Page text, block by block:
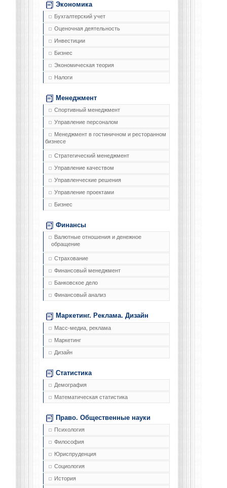
Экономика
Бухгалтерский учет
Оценочная деятельность
Инвестиции
Бизнес
Экономическая теория
Налоги
Менеджмент
Спортивный менеджмент
Управление персоналом
Менеджмент в гостиничном и ресторанном
бизнесе
Стратегический менеджмент
Управление качеством
Управленческие решения
Управление проектами
Бизнес
Финансы
Валютные отношения и денежное
обращение
Страхование
Финансовый менеджмент
Банковское дело
Финансовый анализ
Маркетинг. Реклама. Дизайн
Масс-медиа, реклама
Маркетинг
Дизайн
Статистика
Демография
Математическая статистика
Право. Общественные науки
Психология
Философия
Юриспруденция
Социология
История